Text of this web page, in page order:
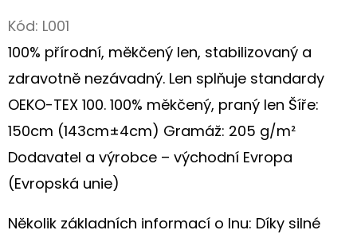
Kód: L001
100% přírodní, měkčený len, stabilizovaný a
zdravotně nezávadný. Len splňuje standardy
OEKO-TEX 100. 100% měkčený, praný len Šíře:
150cm (143cm±4cm) Gramáž: 205 g/m²
Dodavatel a výrobce – východní Evropa
(Evropská unie)
Několik základních informací o lnu: Díky silné
U
J
E
M
E
ORIGINÁLNÍ
LÁTKOVÁ
TAŠKA
PRO
PSŮ